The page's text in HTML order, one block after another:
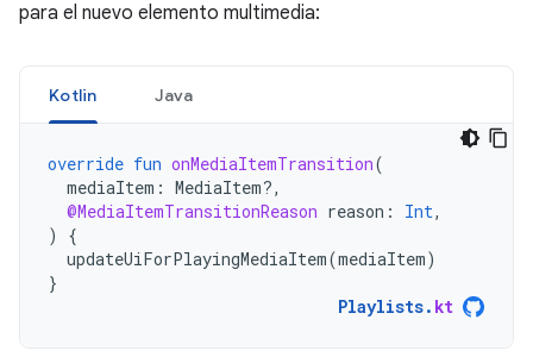
para el nuevo elemento multimedia:
Kotlin Java
override fun onMediaItemTransition(
mediaItem : MediaItem?,
@MediaItemTransitionReason reason : Int,
)
{
updateUiForPlayingMediaItem(mediaItem)
}
Playlists. kt